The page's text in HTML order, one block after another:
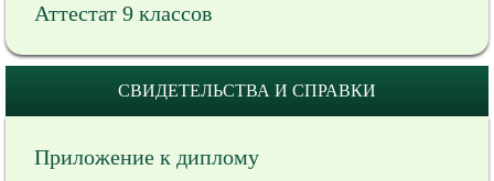
Аттестат 9 классов
СВИДЕТЕЛЬСТВА И СПРАВКИ
Приложение к диплому